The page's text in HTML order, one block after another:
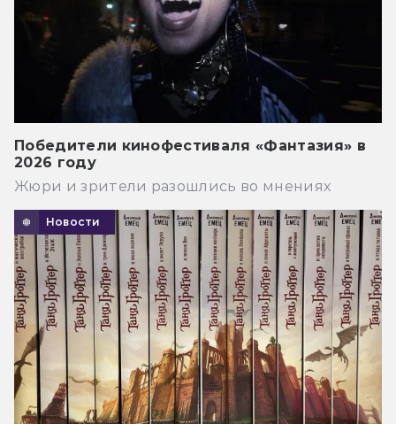
Победители кинофестиваля «Фантазия» в
2026 году
Жюри и зрители разошлись во мнениях
Новости